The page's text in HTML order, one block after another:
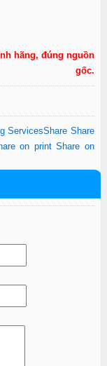
hãng, đúng nguồn
gốc.
ServicesShare Share
on print Share on